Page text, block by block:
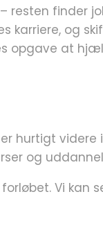
resten finder
karriere, og
opgave at
hurtigt videre
og
Vi kan